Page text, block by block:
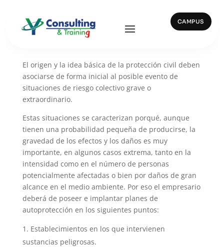
CAMPUS
Planes de autoprotección
El origen y la idea básica de la protección civil deben
asociarse de forma inicial al posible evento de
situaciones de riesgo colectivo grave o
extraordinario.
Estas situaciones se caracterizan porqué, aunque
tienen una probabilidad pequeña de producirse, la
gravedad de los efectos y los daños es muy
importante, en algunos casos extrema, tanto en la
intensidad como en el número de personas
potencialmente afectadas o bien por daños de gran
alcance en el medio ambiente. Por eso el empresario
deberá de poseer e implantar planes de
autoprotección en los siguientes puntos:
Establecimientos en los que intervienen
sustancias peligrosas.